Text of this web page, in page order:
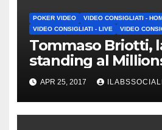
POKER VIDEO
VIDEO CONSIGLIATI -
VIDEO CONSIGLIATI - LIVE
VIDEO
Tommaso Briotti,
standing al
PartyPoker
APR 25, 2017